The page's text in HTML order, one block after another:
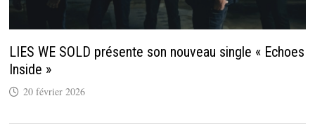
LIES WE SOLD présente son nouveau single « Echoes
Inside »
20 février 2026